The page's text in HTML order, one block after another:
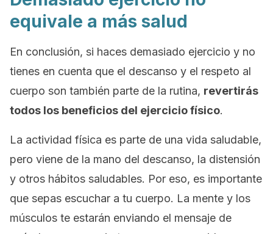
equivale a más salud
En conclusión, si haces demasiado ejercicio y no
tienes en cuenta que el descanso y el respeto al
cuerpo son también parte de la rutina, revertirás
todos los beneficios del ejercicio físico.
La actividad física es parte de una vida saludable,
pero viene de la mano del descanso, la distensión
y otros hábitos saludables. Por eso, es importante
que sepas escuchar a tu cuerpo. La mente y los
músculos te estarán enviando el mensaje de